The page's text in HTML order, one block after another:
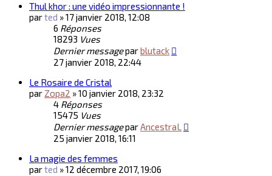
Thul khor : une vidéo impressionnante !
parted »17 janvier 2018, 12:08
6 Réponses
18293 Vues
Dernier messageparblutack
27 janvier 2018, 22:44
Le Rosaire de Cristal
par Zopa2 »10 janvier 2018, 23:32
4 Réponses
15475 Vues
Dernier messageparAncestraL
25 janvier 2018, 16:11
La magie des femmes
parted »12 décembre 2017, 19:06